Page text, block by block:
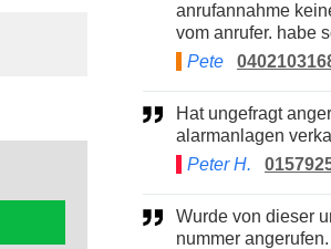
anrufannahme
vom anrufer. habe
Pete
Hat ungefragt angerufen und will
alarmanlagen
Peter H.
Wurde von dieser unbekannten
nummer angerufen.